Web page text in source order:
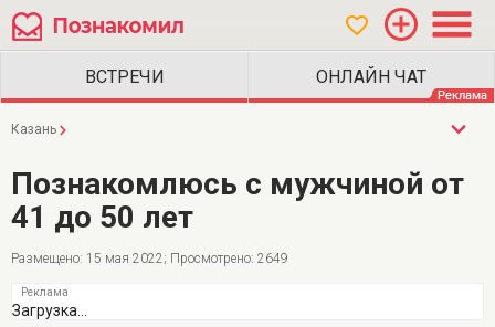
Казань
Познакомлюсь с мужчиной от
41 до 50 лет
Размещено: 15 мая 2022; Просмотрено: 2649
Загрузка...